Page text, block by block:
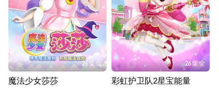
26集全
魔法少女莎莎
26集全
彩虹护卫队2星宝能量